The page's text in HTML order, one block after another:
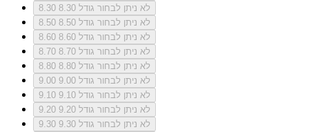
8.30
לא ניתן לבחור גודל 8.30
8.50
לא ניתן לבחור גודל 8.50
8.60
לא ניתן לבחור גודל 8.60
8.70
לא ניתן לבחור גודל 8.70
8.80
לא ניתן לבחור גודל 8.80
9.00
לא ניתן לבחור גודל 9.00
9.10
לא ניתן לבחור גודל 9.10
9.20
לא ניתן לבחור גודל 9.20
9.30
לא ניתן לבחור גודל 9.30